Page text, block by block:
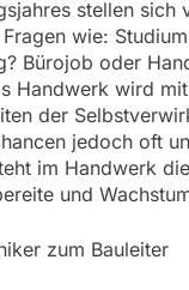
stellen sich
wie:
Bürojob oder
Handwerk wird
der
jedoch oft
im Handwerk
und
zum Bauleiter